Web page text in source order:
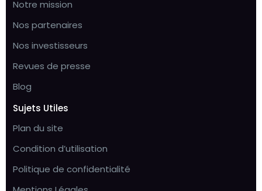
Notre mission
Nos partenaires
Nos investisseurs
Revues de presse
Blog
Sujets Utiles
Plan du site
Condition d’utilisation
Politique de confidentialité